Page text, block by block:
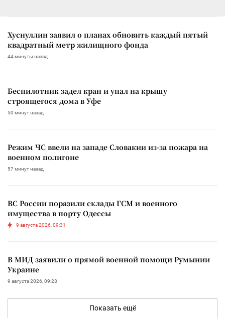
Хуснуллин заявил о планах обновить каждый пятый
квадратный метр жилищного фонда
44 минуты назад
Беспилотник задел кран и упал на крышу
строящегося дома в Уфе
50 минут назад
Режим ЧС ввели на западе Словакии из-за пожара на
военном полигоне
57 минут назад
ВС России поразили склады ГСМ и военного
имущества в порту Одессы
9 августа 2026, 09:31
В МИД заявили о прямой военной помощи Румынии
Украине
9 августа 2026, 09:23
Показать ещё